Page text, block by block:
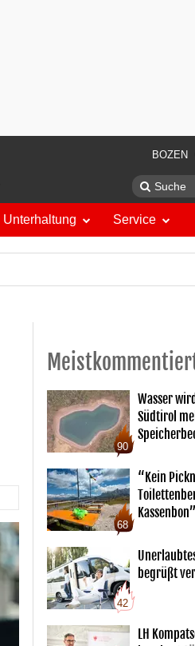
BOZEN
Unterhaltung Service
90
Wasser
Südtirol
68
“Kein
Kassenbon”
42
begrüßt
LH